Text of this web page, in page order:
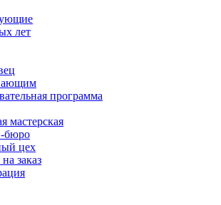
лет
программа
мастерская
бюро
цех
заказ